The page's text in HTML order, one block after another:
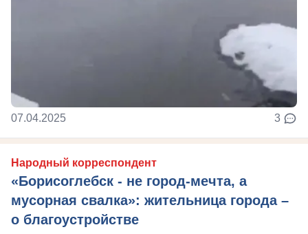
07.04.2025 3
Народный корреспондент
«Борисоглебск - не город-мечта, а
мусорная свалка»: жительница города –
о благоустройстве